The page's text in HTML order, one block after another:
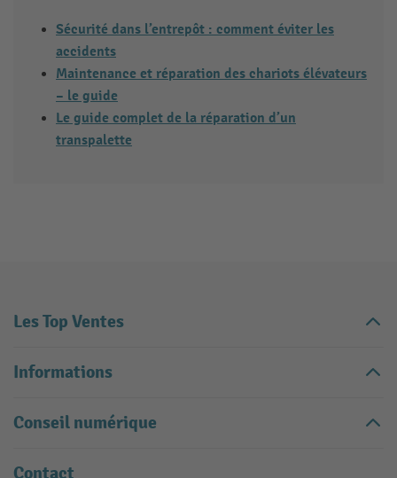
Sécurité dans l’entrepôt : comment éviter les
accidents
Maintenance et réparation des chariots élévateurs
– le guide
Le guide complet de la réparation d’un
transpalette
Les Top Ventes
Informations
Conseil numérique
Contact